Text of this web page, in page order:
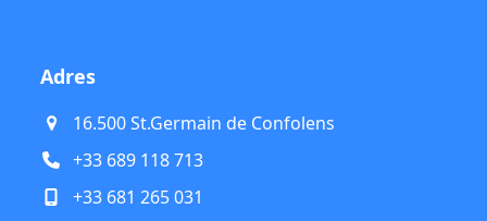
Adres
16.500 St.Germain de Confolens
+33 689 118 713
+33 681 265 031